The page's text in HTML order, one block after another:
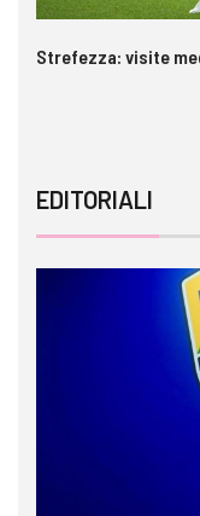
Strefezza: visite
EDITORIALI